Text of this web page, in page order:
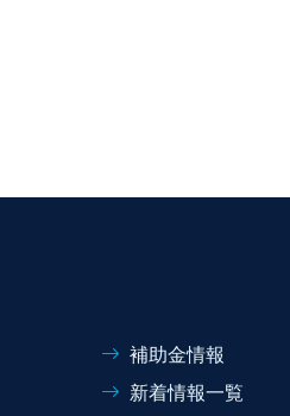
補助金情報
新着情報一覧